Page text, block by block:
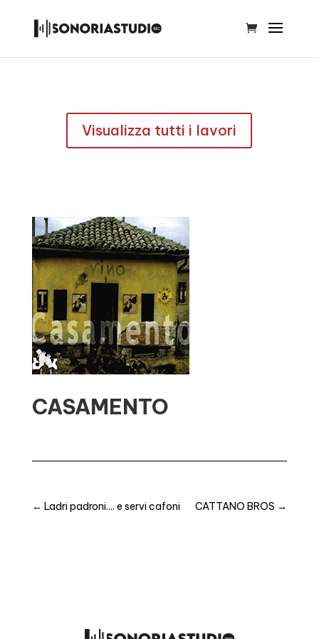
Visualizza tutti i lavori
CASAMENTO
← Ladri padroni.... e servi cafoni CATTANO BROS →